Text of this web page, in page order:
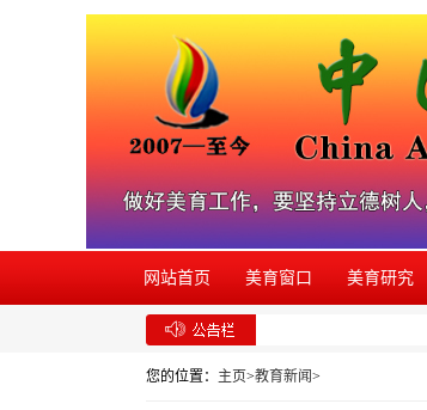
网站首页 美育窗口 美育研究
您的位置： 主页>教育新闻>